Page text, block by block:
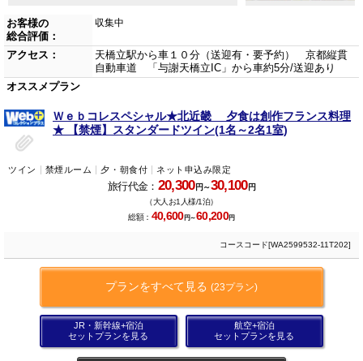
お客様の
総合評価：
収集中
アクセス：
天橋立駅から車１０分（送迎有・要予約） 京都縦貫
自動車道 「与謝天橋立IC」から車約5分/送迎あり
オススメプラン
Ｗｅｂコレスペシャル★北近畿 夕食は創作フランス料理
★ 【禁煙】スタンダードツイン(1名～2名1室)
ツイン 禁煙ルーム 夕・朝食付 ネット申込み限定
旅行代金： 20,300円～30,100円
（大人お1人様/1泊）
総額： 40,600円～60,200円
コースコード[WA2599532-11T202]
プランをすべて見る (23プラン)
JR・新幹線+宿泊
セットプランを見る
航空+宿泊
セットプランを見る